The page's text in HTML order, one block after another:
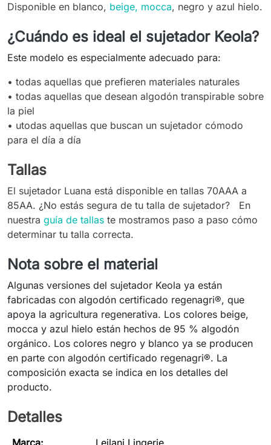
Disponible en blanco, beige, mocca, negro y azul hielo.
¿Cuándo es ideal el sujetador Keola?
Este modelo es especialmente adecuado para:
• todas aquellas que prefieren materiales naturales
• todas aquellas que desean algodón transpirable sobre
la piel
• utodas aquellas que buscan un sujetador cómodo
para el día a día
Tallas
El sujetador Luana está disponible en tallas 70AAA a
85AA. ¿No estás segura de tu talla de sujetador? En
nuestra guía de tallas te mostramos paso a paso cómo
determinar tu talla correcta.
Nota sobre el material
Algunas versiones del sujetador Keola ya están
fabricadas con algodón certificado regenagri®, que
apoya la agricultura regenerativa. Los colores beige,
mocca y azul hielo están hechos de 95 % algodón
orgánico. Los colores negro y blanco ya se producen
en parte con algodón certificado regenagri®. La
composición exacta se indica en los detalles del
producto.
Detalles